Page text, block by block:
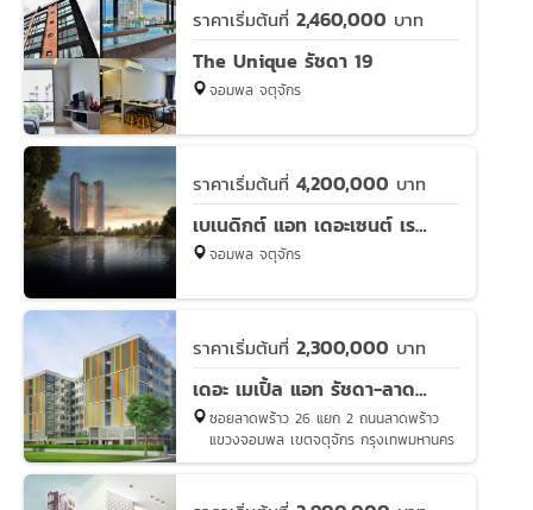
ราคาเริ่มต้นที่ 2,460,000 บาท
The Unique รัชดา 19
จอมพล จตุจักร
ราคาเริ่มต้นที่ 4,200,000 บาท
เบเนดิกต์ แอท เดอะเซนต์ เรสิเดนซ์
จอมพล จตุจักร
ราคาเริ่มต้นที่ 2,300,000 บาท
เดอะ เมเปิ้ล แอท รัชดา-ลาดพร้าว
ซอยลาดพร้าว 26 แยก 2 ถนนลาดพร้าว
แขวงจอมพล เขตจตุจักร กรุงเทพมหานคร